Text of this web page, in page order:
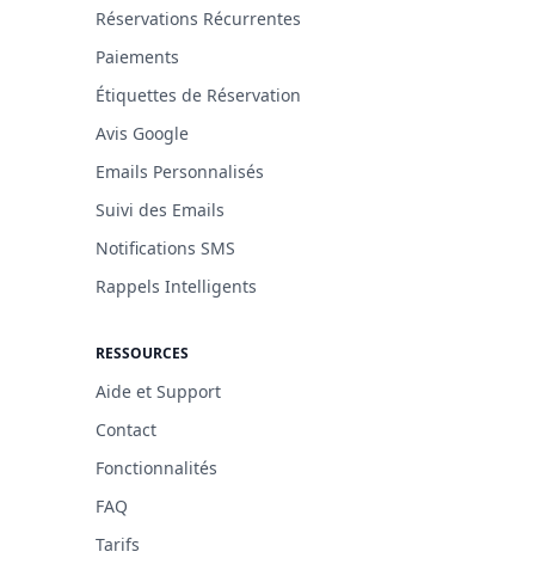
Réservations Récurrentes
Paiements
Étiquettes de Réservation
Avis Google
Emails Personnalisés
Suivi des Emails
Notifications SMS
Rappels Intelligents
RESSOURCES
Aide et Support
Contact
Fonctionnalités
FAQ
Tarifs